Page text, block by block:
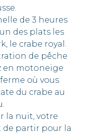
de 3 heures
des plats les
le crabe royal.
de pêche
en motoneige
où vous
du crabe au
la nuit, votre
de partir pour la